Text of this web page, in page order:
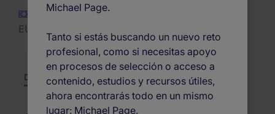
EUR42.000 -
EUR50.000 por año
Descripción Resumen Otras ofertas
Michael Page.
Tanto si estás buscando un nuevo reto
profesional, como si necesitas apoyo
en procesos de selección o acceso a
contenido, estudios y recursos útiles,
ahora encontrarás todo en un mismo
lugar: Michael Page.